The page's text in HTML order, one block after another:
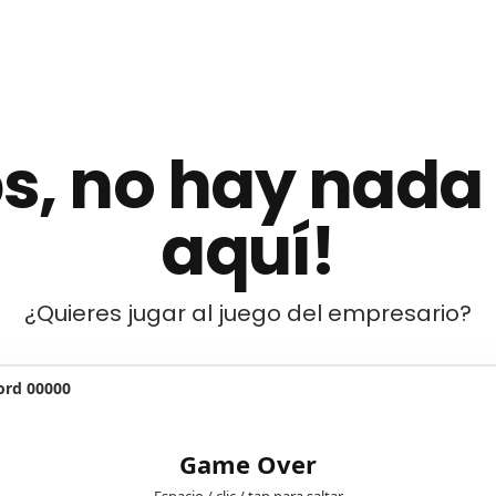
no hay
aquí!
¿Quieres jugar al juego del empresario?